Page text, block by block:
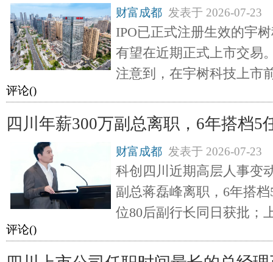
财富成都 发表于 2026-07-23
IPO已正式注册生效的宇
有望在近期正式上市交易
注意到，在宇树科技上市
评论()
四川年薪300万副总离职，6年搭档
财富成都 发表于 2026-07-23
科创四川近期高层人事变
副总蒋磊峰离职，6年搭
位80后副行长同日获批；
评论()